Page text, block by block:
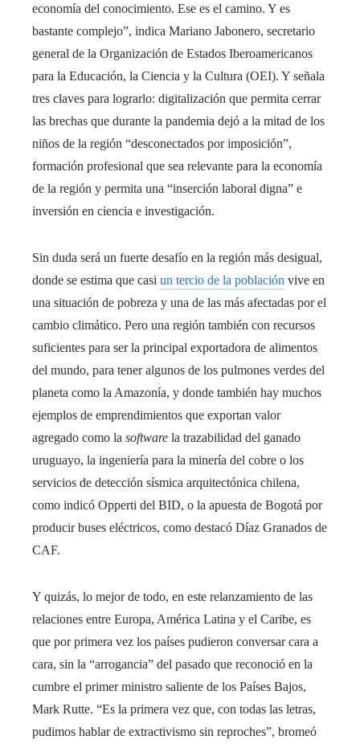
economía del conocimiento. Ese es el camino. Y es
bastante complejo”, indica Mariano Jabonero, secretario
general de la Organización de Estados Iberoamericanos
para la Educación, la Ciencia y la Cultura (OEI). Y señala
tres claves para lograrlo: digitalización que permita cerrar
las brechas que durante la pandemia dejó a la mitad de los
niños de la región “desconectados por imposición”,
formación profesional que sea relevante para la economía
de la región y permita una “inserción laboral digna” e
inversión en ciencia e investigación.
Sin duda será un fuerte desafío en la región más desigual,
donde se estima que casi un tercio de la población vive en
una situación de pobreza y una de las más afectadas por el
cambio climático. Pero una región también con recursos
suficientes para ser la principal exportadora de alimentos
del mundo, para tener algunos de los pulmones verdes del
planeta como la Amazonía, y donde también hay muchos
ejemplos de emprendimientos que exportan valor
agregado como la software la trazabilidad del ganado
uruguayo, la ingeniería para la minería del cobre o los
servicios de detección sísmica arquitectónica chilena,
como indicó Opperti del BID, o la apuesta de Bogotá por
producir buses eléctricos, como destacó Díaz Granados de
CAF.
Y quizás, lo mejor de todo, en este relanzamiento de las
relaciones entre Europa, América Latina y el Caribe, es
que por primera vez los países pudieron conversar cara a
cara, sin la “arrogancia” del pasado que reconoció en la
cumbre el primer ministro saliente de los Países Bajos,
Mark Rutte. “Es la primera vez que, con todas las letras,
pudimos hablar de extractivismo sin reproches”, bromeó